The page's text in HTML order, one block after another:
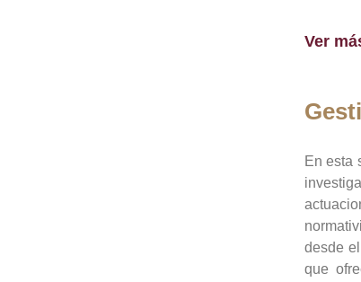
Ver
En esta
desde
que